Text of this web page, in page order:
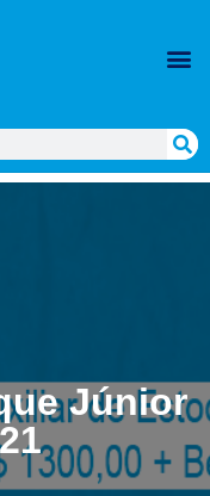
Júnior